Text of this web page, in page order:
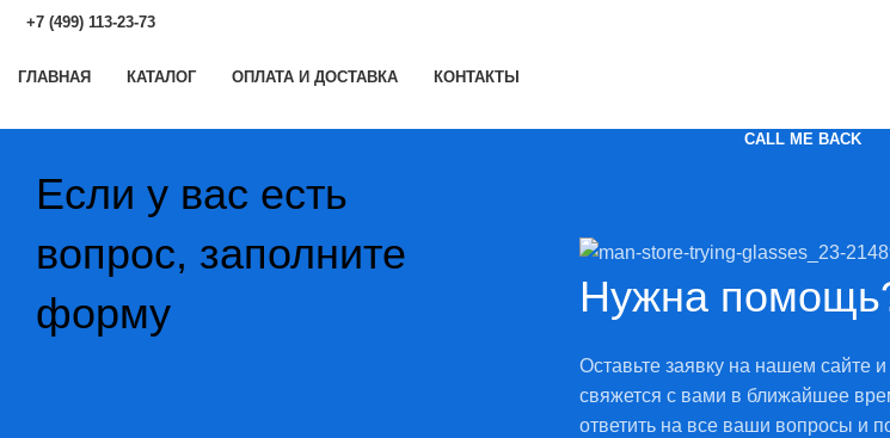
+7 (499) 113-23-73
ГЛАВНАЯ КАТАЛОГ ОПЛАТА И ДОСТАВКА КОНТАКТЫ
CALL ME BACK
Если у вас есть
вопрос, заполните
форму
Нужна
Оставьте заявку на нашем сайте
свяжется с вами в ближайшее
ответить на все ваши вопросы и